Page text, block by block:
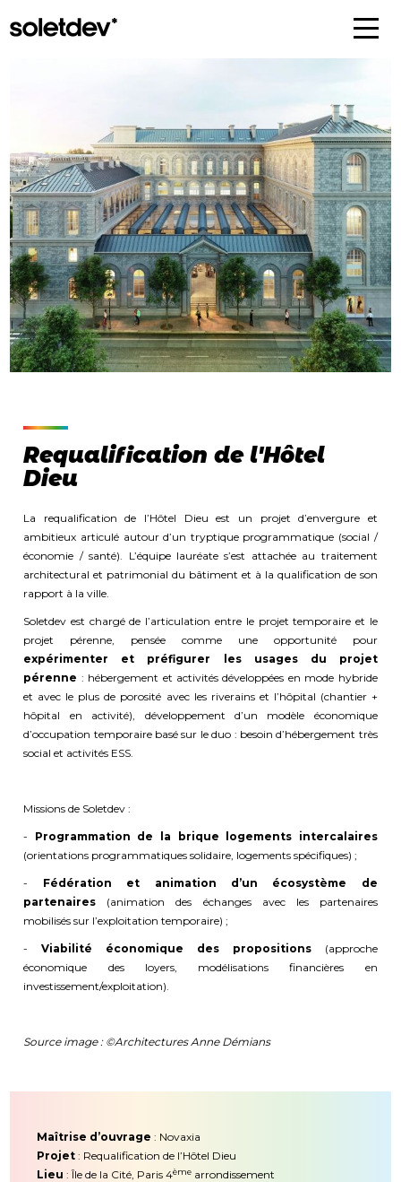
Requalification de l'Hôtel
Dieu
La requalification de l’Hôtel Dieu est un projet d’envergure et
ambitieux articulé autour d’un tryptique programmatique (social /
économie / santé). L’équipe lauréate s’est attachée au traitement
architectural et patrimonial du bâtiment et à la qualification de son
rapport à la ville.
Soletdev est chargé de l’articulation entre le projet temporaire et le
projet pérenne, pensée comme une opportunité pour
expérimenter et préfigurer les usages du projet
pérenne : hébergement et activités développées en mode hybride
et avec le plus de porosité avec les riverains et l’hôpital (chantier +
hôpital en activité), développement d’un modèle économique
d’occupation temporaire basé sur le duo : besoin d’hébergement très
social et activités ESS.
Missions de Soletdev :
- Programmation de la brique logements intercalaires
(orientations programmatiques solidaire, logements spécifiques) ;
- Fédération et animation d’un écosystème de
partenaires (animation des échanges avec les partenaires
mobilisés sur l’exploitation temporaire) ;
-Viabilité économique des propositions(approche
économique des loyers, modélisations financières en
investissement/exploitation).
Source image : ©Architectures Anne Démians
Maîtrise d’ouvrage : Novaxia
Projet : Requalification de l’Hôtel Dieu
Lieu : Île de la Cité, Paris 4ème arrondissement